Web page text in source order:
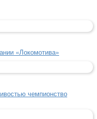
«Локомотива»
чемпионство